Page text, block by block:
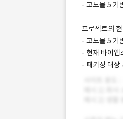
- 고도몰 5 기
프로젝트의
- 고도몰 5 기
- 현재 바이앱
- 패키징 대상